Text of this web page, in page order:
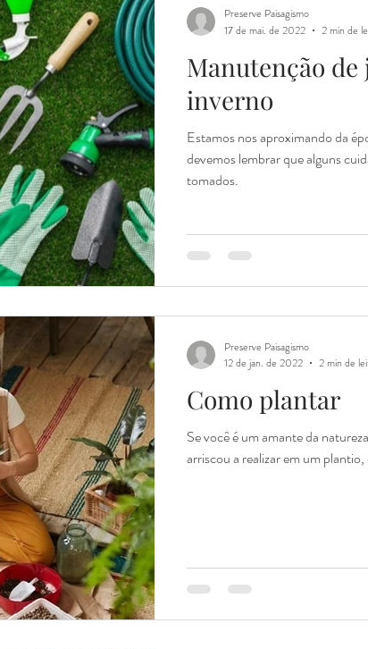
Manutenção
inverno
Estamos nos aproximando da
devemos lembrar que alguns
tomados.
Preserve Paisagismo
17 de mai. de 2022
2 min de
Como plantar
Se você é um amante da
arriscou a realizar em um plantio,
Preserve Paisagismo
12 de jan. de 2022
2 min de